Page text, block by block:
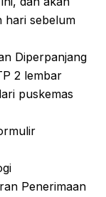
hari sebelum
Diperpanjang
2 lembar
puskemas
Penerimaan